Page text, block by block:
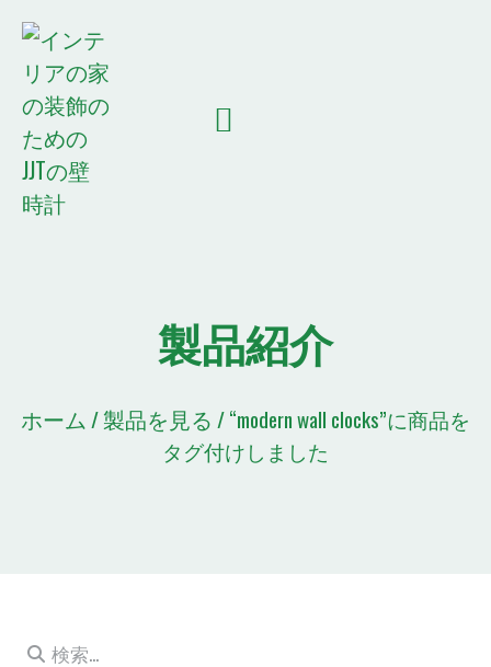
製品紹介
ホーム /製品を見る / “modern wall clocks”に商品を
タグ付けしました